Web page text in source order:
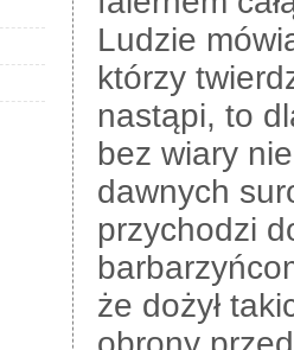
Ludzie
którzy
nastąpi, to
bez wiary
dawnych
przychodzi
że dożył